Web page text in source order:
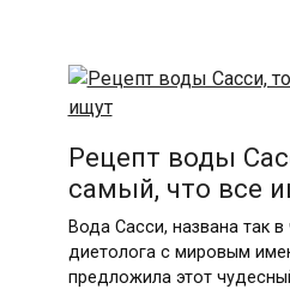
Рецепт воды
самый, что все
Вода Сасси, названа так в
диетолога с мировым
предложила этот